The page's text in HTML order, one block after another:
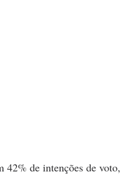
42% de intenções de voto,